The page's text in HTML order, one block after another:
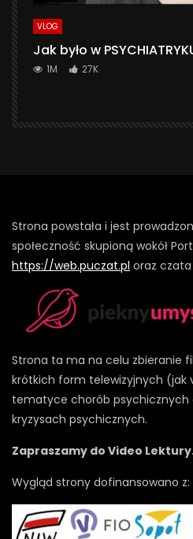
VLOG
Jak było w
1M 27K
Strona powstała i jest
społeczność skupioną wokół
https://web.puczat.pl oraz czata
Strona ta ma na celu zbieranie
krótkich form telewizyjnych (jak
tematyce chorób psychicznych
kryzysach psychicznych.
Zapraszamy do Video
Wygląd strony dofinansowano z: